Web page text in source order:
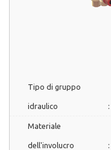
Tipo di gruppo
idraulico :
Materiale
dell'involucro :